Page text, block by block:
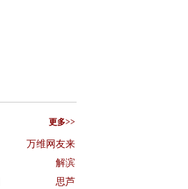
更多>>
万维网友来
解滨
思芦